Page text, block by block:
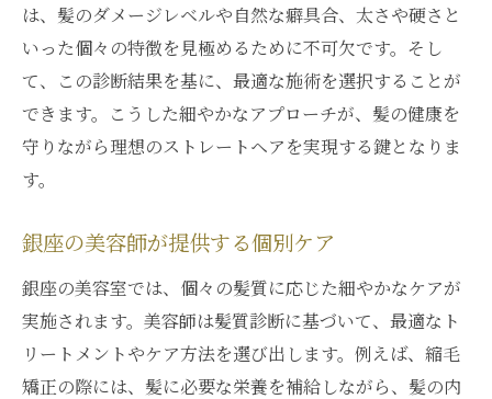
は、髪のダメージレベルや自然な癖具合、太さや硬さと
いった個々の特徴を見極めるために不可欠です。そし
て、この診断結果を基に、最適な施術を選択することが
できます。こうした細やかなアプローチが、髪の健康を
守りながら理想のストレートヘアを実現する鍵となりま
す。
銀座の美容師が提供する個別ケア
銀座の美容室では、個々の髪質に応じた細やかなケアが
実施されます。美容師は髪質診断に基づいて、最適なト
リートメントやケア方法を選び出します。例えば、縮毛
矯正の際には、髪に必要な栄養を補給しながら、髪の内